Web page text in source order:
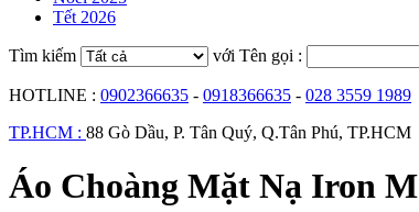
Tết 2026
Tìm kiếm với Tên gọi :
HOTLINE : 0902366635 - 0918366635 - 028 3559 1989
TP.HCM : 88 Gò Dầu, P. Tân Quý, Q.Tân Phú, TP.HCM
Áo Choàng Mặt Nạ Iron